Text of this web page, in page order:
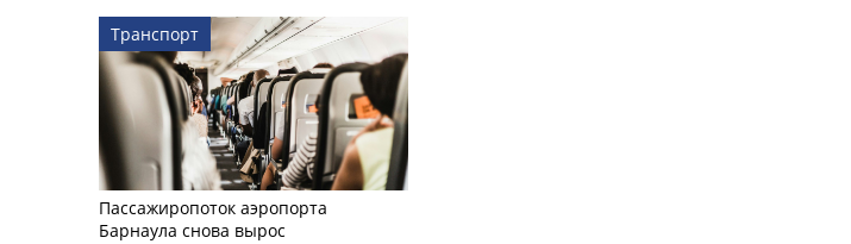
Транспорт
Пассажиропоток аэропорта
Барнаула снова вырос